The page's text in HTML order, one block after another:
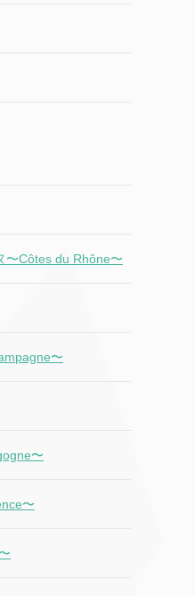
〜Côtes du Rhône〜
〜
〜
〜